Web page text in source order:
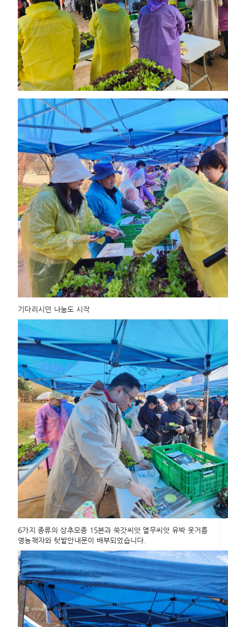
기다리시던 나눔도 시작
6가지 종류의 상추모종 15본과 쑥갓씨앗 열무씨앗 유박 웃거름
영농책자와 텃밭안내문이 배부되었습니다.